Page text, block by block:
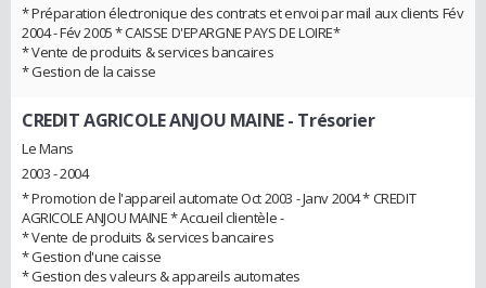
* Préparation électronique des contrats et envoi par mail aux clients Fév
2004 - Fév 2005 * CAISSE D'EPARGNE PAYS DE LOIRE*
* Vente de produits & services bancaires
* Gestion de la caisse
CREDIT AGRICOLE ANJOU MAINE- Trésorier
Le Mans
2003 - 2004
* Promotion de l'appareil automate Oct 2003 - Janv 2004 * CREDIT
AGRICOLE ANJOU MAINE * Accueil clientèle -
* Vente de produits & services bancaires
* Gestion d'une caisse
* Gestion des valeurs & appareils automates